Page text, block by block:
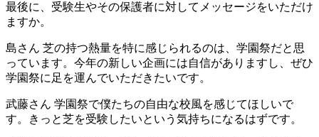
最後に、受験生やその保護者に対してメッセージをいただけ
ますか。
島さん 芝の持つ熱量を特に感じられるのは、学園祭だと思
っています。今年の新しい企画には自信がありますし、ぜひ
学園祭に足を運んでいただきたいです。
武藤さん 学園祭で僕たちの自由な校風を感じてほしいで
す。きっと芝を受験したいという気持ちになるはずです。